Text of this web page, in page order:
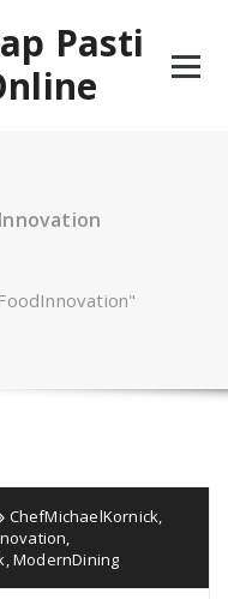
Pasti
ChefMichaelKornick
,ModernDining